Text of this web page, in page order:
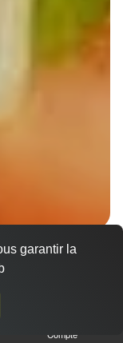
Compte
garantir la